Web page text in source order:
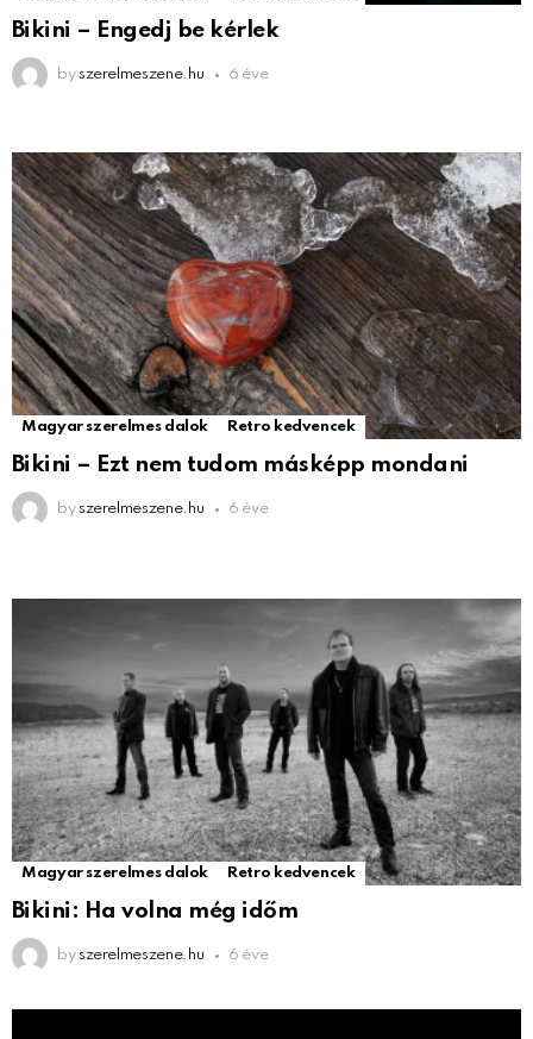
Bikini – Engedj be kérlek
by szerelmeszene.hu 6 éve
Magyar szerelmes dalok Retro kedvencek
Bikini – Ezt nem tudom másképp mondani
by szerelmeszene.hu 6 éve
Magyar szerelmes dalok Retro kedvencek
Bikini: Ha volna még időm
by szerelmeszene.hu 6 éve